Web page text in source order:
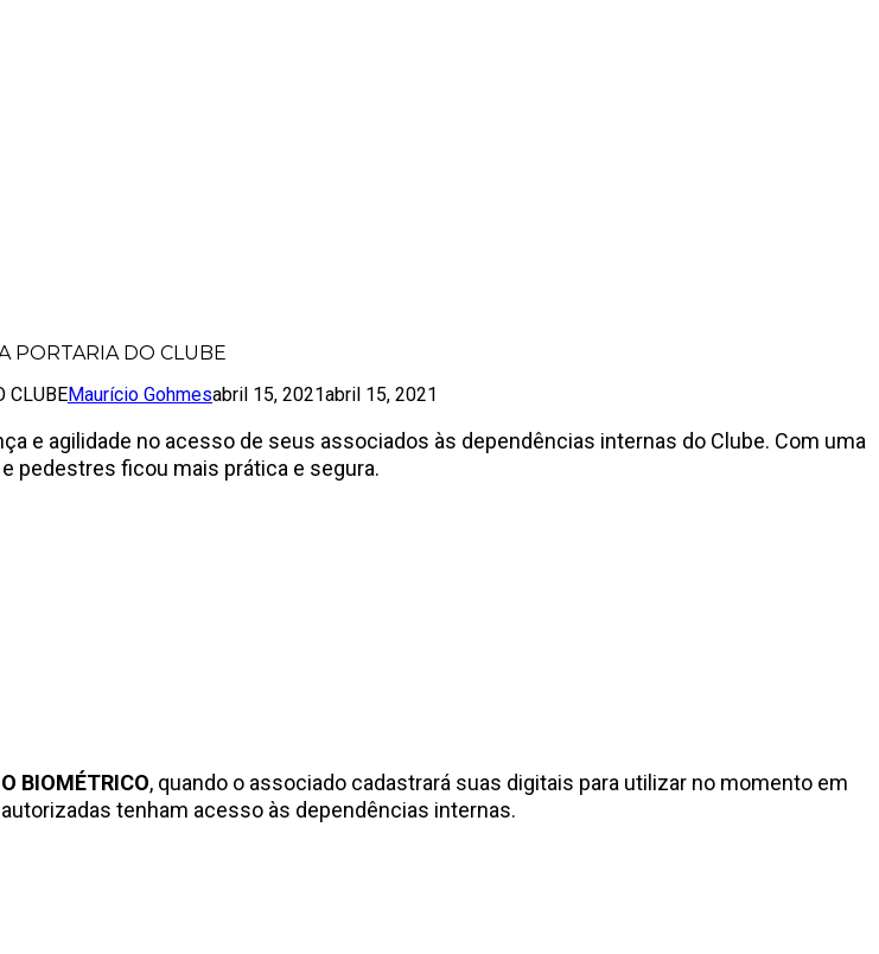
PORTARIA DO CLUBE
CLUBEMaurício Gohmesabril 15, 2021abril 15, 2021
e agilidade no acesso de seus associados às dependências internas do Clube. Com uma
pedestres ficou mais prática e segura.
BIOMÉTRICO, quando o associado cadastrará suas digitais para utilizar no momento em
tenham acesso às dependências internas.